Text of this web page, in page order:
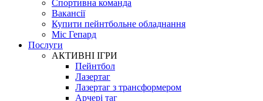
Спортивна команда
Вакансії
Купити пейнтбольне обладнання
Міс Гепард
Послуги
АКТИВНІ ІГРИ
Пейнтбол
Лазертаг
Лазертаг з трансформером
Арчері таг